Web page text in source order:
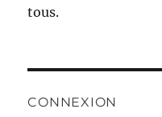
tous.
CONNEXION